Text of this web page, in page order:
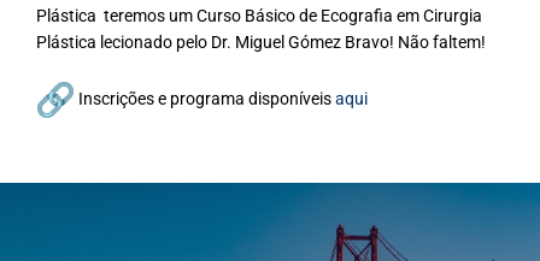
Plástica teremos um Curso Básico de Ecografia em Cirurgia
Plástica lecionado pelo Dr. Miguel Gómez Bravo! Não faltem!
Inscrições e programa disponíveisaqui